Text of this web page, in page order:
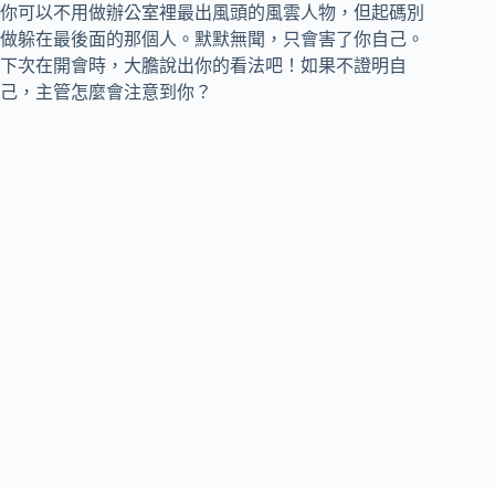
你可以不用做辦公室裡最出風頭的風雲人物，但起碼別
做躲在最後面的那個人。默默無聞，只會害了你自己。
下次在開會時，大膽說出你的看法吧！如果不證明自
己，主管怎麼會注意到你？